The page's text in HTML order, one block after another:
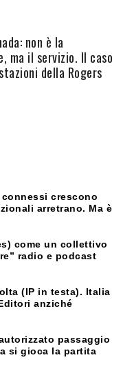
non è la
ma il servizio. Il caso
della Rogers
crescono
arretrano. Ma è
come un collettivo
radio e podcast
(IP in testa). Italia
anziché
passaggio
si gioca la partita